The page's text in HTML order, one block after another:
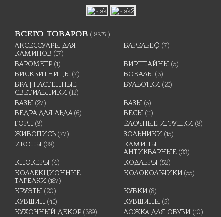
ВСЕГО ТОВАРОВ ( 8315 )
АКСЕССУАРЫ ДЛЯ
КАМИНОВ (17)
БАРЕЛЬЕФ (7)
БАРОМЕТР (1) БИРШТАЙНЫ (5)
БИСКВИТНИЦЫ (7) БОКАЛЫ (3)
БРА | НАСТЕННЫЕ
СВЕТИЛЬНИКИ (12)
БУЛЬОТКИ (21)
ВАЗЫ (27) ВАЗЫ (5)
ВЕДРА ДЛЯ ЛЬДА (6) ВЕСЫ (11)
ГОРН (3) ЁЛОЧНЫЕ ИГРУШКИ (8)
ЖИВОПИСЬ (77) ЗОЛЬНИКИ (15)
ИКОНЫ (28)
КАМИНЫ
АНТИКВАРНЫЕ (33)
КНОКЕРЫ (4) КОДЛЕРЫ (52)
КОЛЛЕКЦИОННЫЕ
ТАРЕЛКИ (187)
КОЛОКОЛЬЧИКИ (55)
КРУЭТЫ (20) КУБКИ (8)
КУВШИН (41) КУВШИНЫ (5)
КУХОННЫЙ ДЕКОР (389) ЛОЖКА ДЛЯ ОБУВИ (10)